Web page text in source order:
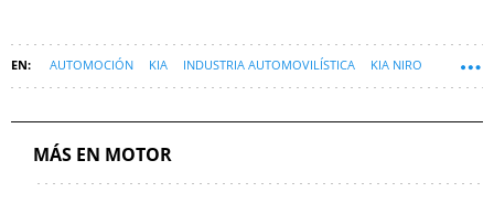
AUTOMOCIÓN KIA INDUSTRIA AUTOMOVILÍSTICA KIA NIRO
MÁS EN MOTOR